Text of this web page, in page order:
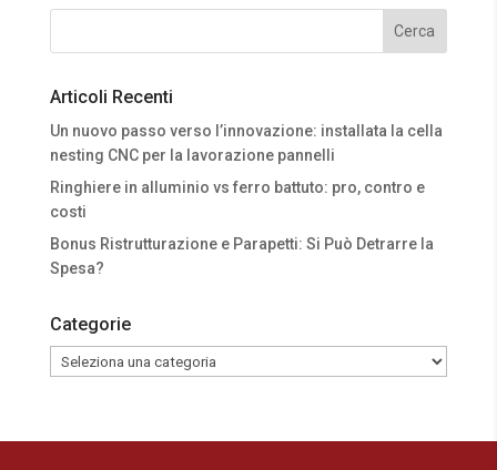
Articoli Recenti
Un nuovo passo verso l’innovazione: installata la cella
nesting CNC per la lavorazione pannelli
Ringhiere in alluminio vs ferro battuto: pro, contro e
costi
Bonus Ristrutturazione e Parapetti: Si Può Detrarre la
Spesa?
Categorie
Categorie